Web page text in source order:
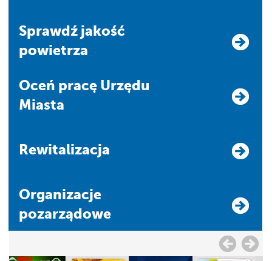
Sprawdź jakość
powietrza
Oceń pracę Urzędu
Miasta
Rewitalizacja
Organizacje
pozarządowe